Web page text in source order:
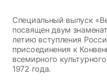
Специальный выпуск
посвящен двум
летию вступления
присоединения к
всемирного
1972 года.